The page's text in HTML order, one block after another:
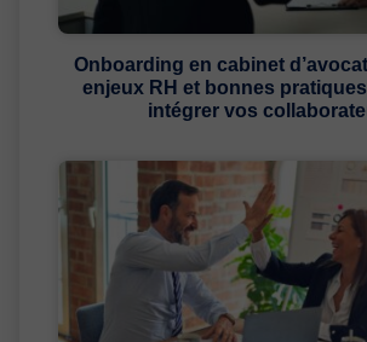
Onboarding en cabinet
enjeux RH et bonnes
intégrer vos